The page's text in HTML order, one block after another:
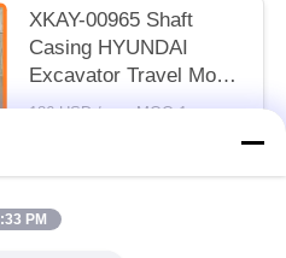
XKAY-00965 Shaft
Casing HYUNDAI
Excavator Travel Motor
Parts Fit For R110-7
186 USD / pcs MOQ:1 टुकड़ा
PM